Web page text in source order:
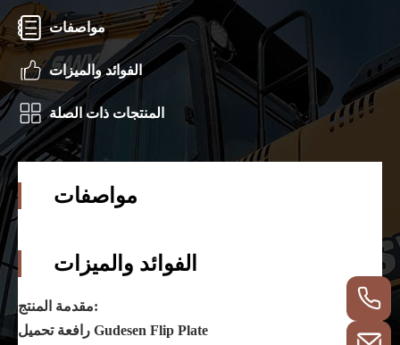
مواصفات
الفوائد والميزات
المنتجات ذات الصلة
مواصفات
الفوائد والميزات
مقدمة المنتج:
رافعة تحميل Gudesen Flip Plate